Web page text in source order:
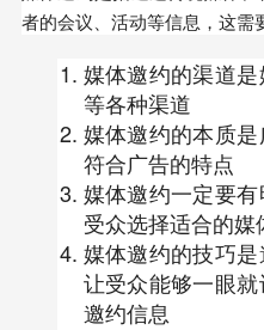
者的会议、活动等信息，这需
媒体邀约的渠道
等各种渠道
媒体邀约的本质
符合广告的特点
媒体邀约一定要
受众选择适合的媒
媒体邀约的技巧
让受众能够一眼
邀约信息